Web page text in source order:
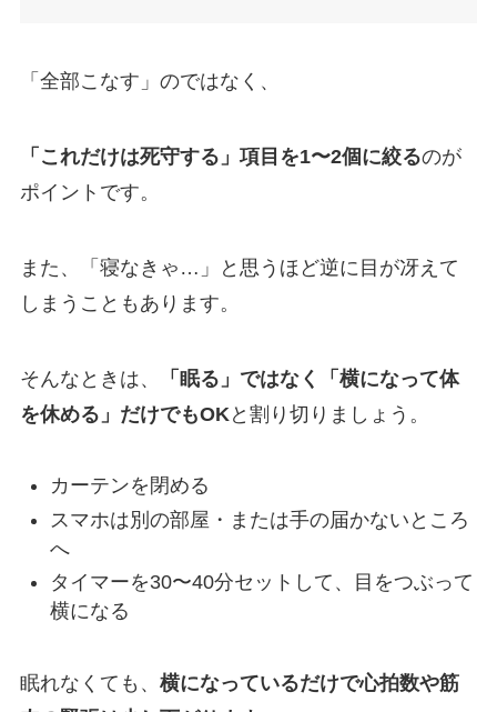
「全部こなす」のではなく、
「これだけは死守する」項目を1〜2個に絞るのが
ポイントです。
また、「寝なきゃ…」と思うほど逆に目が冴えて
しまうこともあります。
そんなときは、
「眠る」ではなく「横になって体
を休める」だけでもOK と割り切りましょう。
カーテンを閉める
スマホは別の部屋・または手の届かないところ
へ
タイマーを30〜40分セットして、目をつぶって
横になる
眠れなくても、 横になっているだけで心拍数や筋